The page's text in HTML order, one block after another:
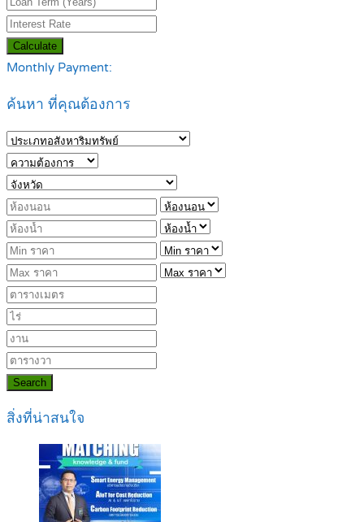
Calculate
Monthly Payment:
ค้นหา ที่คุณต้องการ
Search
สิ่งที่น่าสนใจ